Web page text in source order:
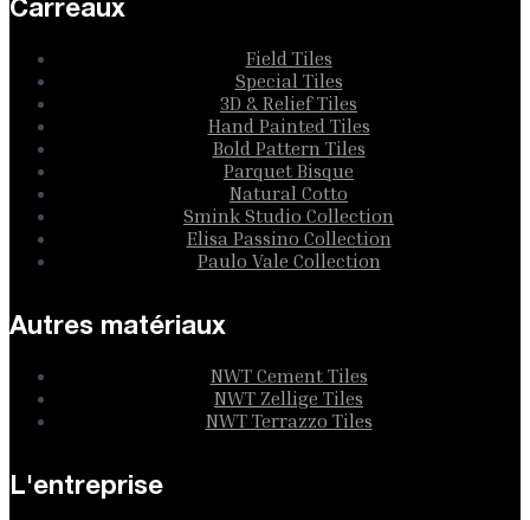
Carreaux
Field Tiles
Special Tiles
3D & Relief Tiles
Hand Painted Tiles
Bold Pattern Tiles
Parquet Bisque
Natural Cotto
Smink Studio Collection
Elisa Passino Collection
Paulo Vale Collection
Autres matériaux
NWT Cement Tiles
NWT Zellige Tiles
NWT Terrazzo Tiles
L'entreprise